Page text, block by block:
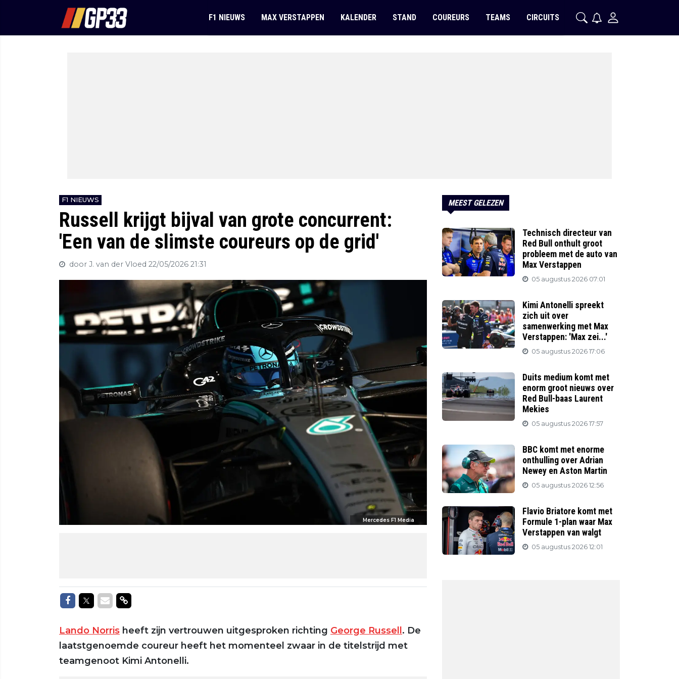
F1 NIEUWS MAX VERSTAPPEN KALENDER STAND COUREURS TEAMS CIRCUITS
F1 NIEUWS
Russell krijgt bijval van grote concurrent:
'Een van de slimste coureurs op de grid'
door J. van der Vloed 22/05/2026 21:31
Mercedes F1 Media
Delen op Facebook
Delen op Twitter
Delen via Mail
Delen via link
Lando Norris heeft zijn vertrouwen uitgesproken richting George Russell . De
laatstgenoemde coureur heeft het momenteel zwaar in de titelstrijd met
teamgenoot Kimi Antonelli.
MEEST GELEZEN
Technisch directeur van
Red Bull onthult groot
probleem met de auto van
Max Verstappen
05 augustus 2026 07:01
Kimi Antonelli spreekt
zich uit over
samenwerking met Max
Verstappen: 'Max zei...'
05 augustus 2026 17:06
Duits medium komt met
enorm groot nieuws over
Red Bull-baas Laurent
Mekies
05 augustus 2026 17:57
BBC komt met enorme
onthulling over Adrian
Newey en Aston Martin
05 augustus 2026 12:56
Flavio Briatore komt met
Formule 1-plan waar Max
Verstappen van walgt
05 augustus 2026 12:01